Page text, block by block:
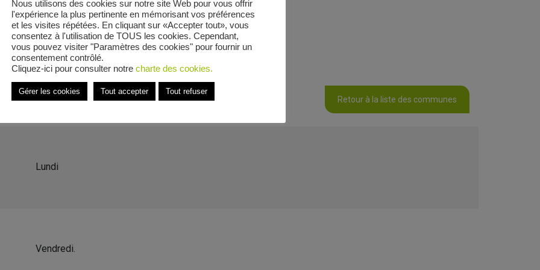
Lunéville
lès-Lunéville Retour à la liste des communes
Lundi
Vendredi.
Nous utilisons des cookies sur notre site Web pour vous offrir
l'expérience la plus pertinente en mémorisant vos préférences
et les visites répétées. En cliquant sur «Accepter tout», vous
consentez à l'utilisation de TOUS les cookies. Cependant,
vous pouvez visiter "Paramètres des cookies" pour fournir un
consentement contrôlé.
Cliquez-ici pour consulter notre charte des cookies.
Gérer les cookies Tout accepter Tout refuser